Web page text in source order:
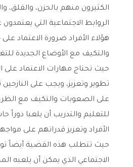
الكثيرون منهم بالحزن، والقلق،
الروابط الاجتماعية التي
هؤلاء الأفراد ضرورة الاعتماد
والتكيف مع الأوضاع الجديدة
حيث تحتاج مهارات الاعتماد على
تطوير وتعزيز، ويجب على
على الصعوبات والتكيف مع
للتعليم والتدريب أن يلعبا دوراً
الأفراد وتعزيز قدراتهم على
حيث تتطلب هذه القضية أيضاً
الاجتماعي الذي يمكن أن يلعبه